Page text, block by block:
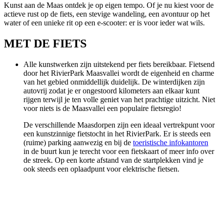
Kunst aan de Maas ontdek je op eigen tempo. Of je nu kiest voor de
actieve rust op de fiets, een stevige wandeling, een avontuur op het
water of een unieke rit op een e-scooter: er is voor ieder wat wils.
MET DE FIETS
Alle kunstwerken zijn uitstekend per fiets bereikbaar. Fietsend
door het RivierPark Maasvallei wordt de eigenheid en charme
van het gebied onmiddellijk duidelijk. De winterdijken zijn
autovrij zodat je er ongestoord kilometers aan elkaar kunt
rijgen terwijl je ten volle geniet van het prachtige uitzicht. Niet
voor niets is de Maasvallei een populaire fietsregio!
De verschillende Maasdorpen zijn een ideaal vertrekpunt voor
een kunstzinnige fietstocht in het RivierPark. Er is steeds een
(ruime) parking aanwezig en bij de toeristische infokantoren
in de buurt kun je terecht voor een fietskaart of meer info over
de streek. Op een korte afstand van de startplekken vind je
ook steeds een oplaadpunt voor elektrische fietsen.